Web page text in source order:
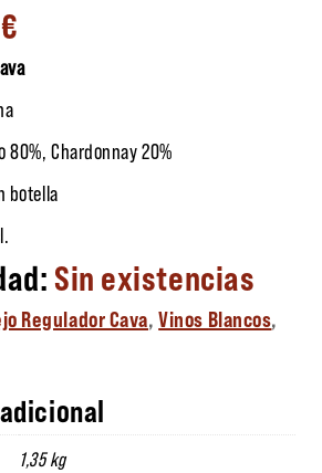
€
80%, Chardonnay 20%
botella
Sin existencias
Regulador Cava,Vinos Blancos,
1,35 kg